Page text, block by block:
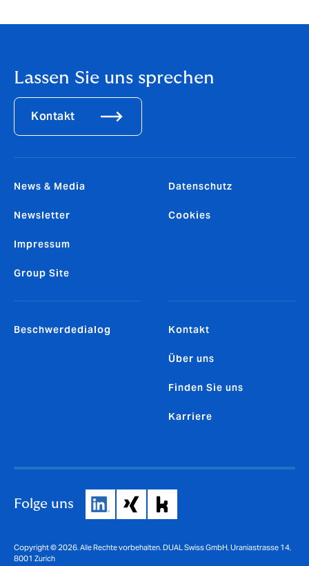
Lassen Sie uns sprechen
Kontakt
News & Media
Newsletter
Impressum
Group Site
Datenschutz
Cookies
Beschwerdedialog Kontakt
Über uns
Finden Sie uns
Karriere
Folge uns
Copyright © 2026. Alle Rechte vorbehalten. DUAL Swiss GmbH, Uraniastrasse 14,
8001 Zurich